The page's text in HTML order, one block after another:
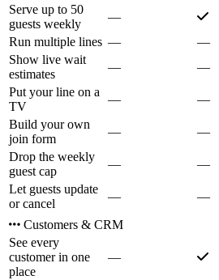
Serve up to 50
guests weekly
—
Run multiple lines —
—
Show live wait
estimates
—
—
Put your line on a
TV
—
—
Build your own
join form
—
—
Drop the weekly
guest cap
—
—
Let guests update
or cancel
— —
Customers & CRM
See every
customer in one
place
—